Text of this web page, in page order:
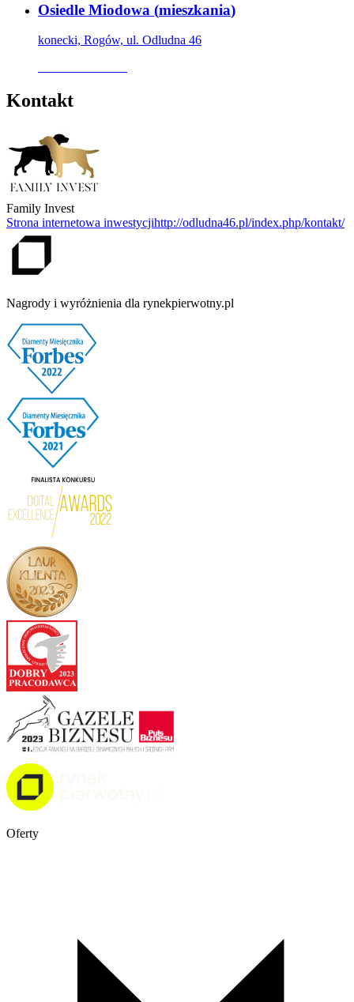
Osiedle Miodowa (mieszkania)
konecki, Rogów, ul. Odludna 46
Kontakt
Family Invest
Strona internetowa inwestycjihttp://odludna46.pl/index.php/kontakt/
Nagrody i wyróżnienia dla rynekpierwotny.pl
Oferty